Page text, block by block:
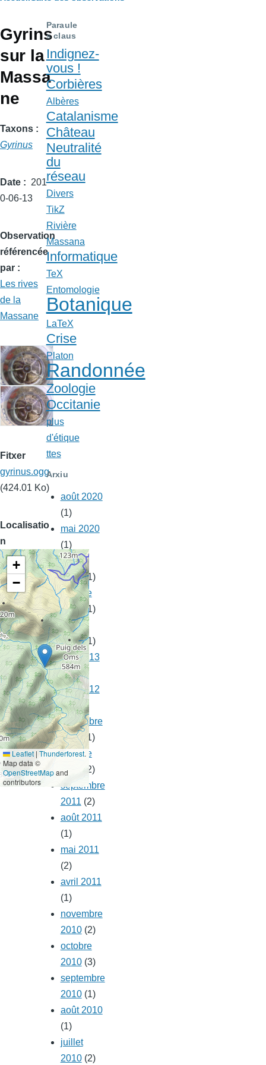
d'Ariane
Gyrins
sur la
Massa
ne
Taxons
Gyrinus
Date
201
0-06-13
Observation
référencée
par
Les rives
de la
Massane
Fitxer
gyrinus.ogg
(424.01 Ko)
Localisatio
n
+
−
Leaflet | Thunderforest.
Map data ©
OpenStreetMapand
contributors
Paraule
s claus
Indignez-
vous !
Corbières
Albères
Catalanisme
Château
Neutralité
du
réseau
Divers
TikZ
Rivière
Massana
Informatique
TeX
Entomologie
Botanique
LaTeX
Crise
Platon
Randonnée
Zoologie
Occitanie
plus
d'étique
ttes
Arxiu
août 2020
(1)
mai 2020
(1)
juillet
2017(1)
octobre
2015(1)
février
2014(1)
mai 2013
(1)
mai 2012
(1)
novembre
2011(1)
octobre
2011
(2)
septembre
2011(2)
août 2011
(1)
mai 2011
(2)
avril 2011
(1)
novembre
2010(2)
octobre
2010(3)
septembre
2010(1)
août 2010
(1)
juillet
2010(2)